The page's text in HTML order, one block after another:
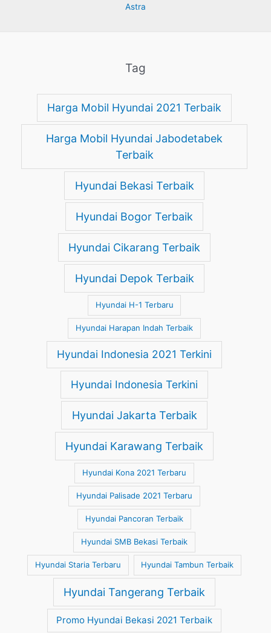
Astra
Tag
Harga Mobil Hyundai 2021 Terbaik
Harga Mobil Hyundai Jabodetabek
Terbaik
Hyundai Bekasi Terbaik
Hyundai Bogor Terbaik
Hyundai Cikarang Terbaik
Hyundai Depok Terbaik
Hyundai H-1 Terbaru
Hyundai Harapan Indah Terbaik
Hyundai Indonesia 2021 Terkini
Hyundai Indonesia Terkini
Hyundai Jakarta Terbaik
Hyundai Karawang Terbaik
Hyundai Kona 2021 Terbaru
Hyundai Palisade 2021 Terbaru
Hyundai Pancoran Terbaik
Hyundai SMB Bekasi Terbaik
Hyundai Staria Terbaru Hyundai Tambun Terbaik
Hyundai Tangerang Terbaik
Promo Hyundai Bekasi 2021 Terbaik